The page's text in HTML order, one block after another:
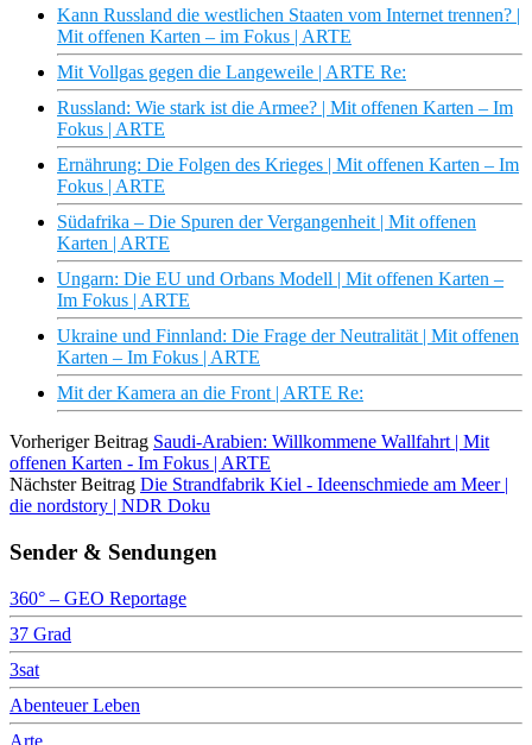
Kann Russland die westlichen Staaten vom Internet trennen? |
Mit offenen Karten – im Fokus | ARTE
Mit Vollgas gegen die Langeweile | ARTE Re:
Russland: Wie stark ist die Armee? | Mit offenen Karten – Im
Fokus | ARTE
Ernährung: Die Folgen des Krieges | Mit offenen Karten – Im
Fokus | ARTE
Südafrika – Die Spuren der Vergangenheit | Mit offenen
Karten | ARTE
Ungarn: Die EU und Orbans Modell | Mit offenen Karten –
Im Fokus | ARTE
Ukraine und Finnland: Die Frage der Neutralität | Mit offenen
Karten – Im Fokus | ARTE
Mit der Kamera an die Front | ARTE Re:
Vorheriger Beitrag Saudi-Arabien: Willkommene Wallfahrt | Mit
offenen Karten - Im Fokus | ARTE
Nächster Beitrag Die Strandfabrik Kiel - Ideenschmiede am Meer |
die nordstory | NDR Doku
Sender & Sendungen
360° – GEO Reportage
37 Grad
3sat
Abenteuer Leben
Arte